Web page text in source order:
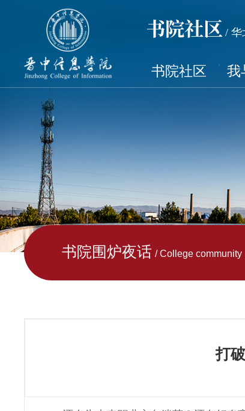
书院社区 / 华
书院社区 我
书院围炉夜话 / College community
打